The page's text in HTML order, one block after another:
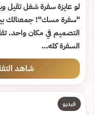
لو عايزة سفرة شغل تقيل
"سفرة مسك"! جمعنالك
التصميم في مكان واحد.
السفرة كله…
شاهد
فيديو